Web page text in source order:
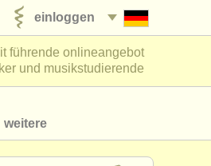
einloggen
führende onlineangebot
und musikstudierende
weitere